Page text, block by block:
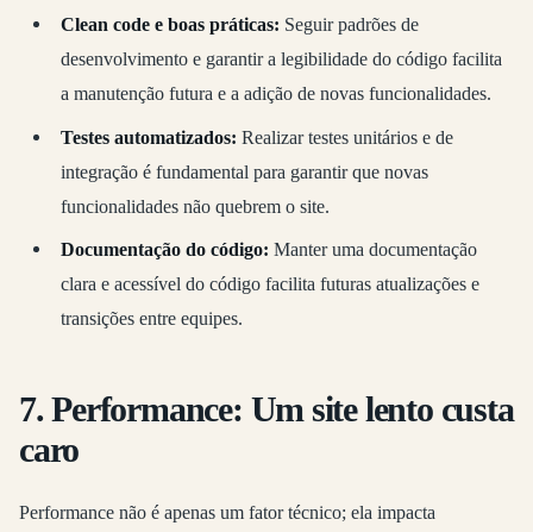
Clean code e boas práticas: Seguir padrões de
desenvolvimento e garantir a legibilidade do código facilita
a manutenção futura e a adição de novas funcionalidades.
Testes automatizados: Realizar testes unitários e de
integração é fundamental para garantir que novas
funcionalidades não quebrem o site.
Documentação do código: Manter uma documentação
clara e acessível do código facilita futuras atualizações e
transições entre equipes.
7. Performance: Um site lento custa
caro
Performance não é apenas um fator técnico; ela impacta